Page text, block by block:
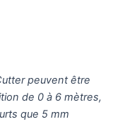
peuvent être
de 0 à 6 mètres,
que 5 mm